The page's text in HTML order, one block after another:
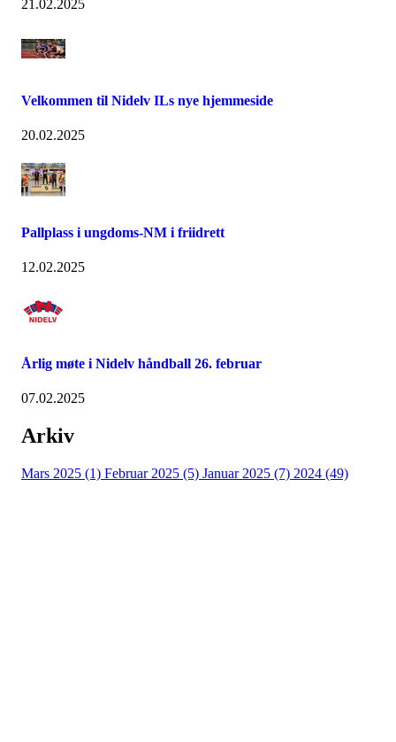
21.02.2025
Velkommen til Nidelv ILs nye hjemmeside
20.02.2025
Pallplass i ungdoms-NM i friidrett
12.02.2025
Årlig møte i Nidelv håndball 26. februar
07.02.2025
Arkiv
Mars 2025 (1) Februar 2025 (5) Januar 2025 (7) 2024 (49)